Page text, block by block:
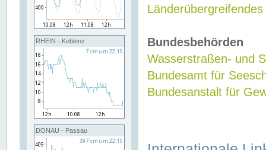
RHEIN - Koblenz
DONAU - Passau
Bundesbehörden
Wasserstraßen- und
Bundesamt für
Bundesanstalt für